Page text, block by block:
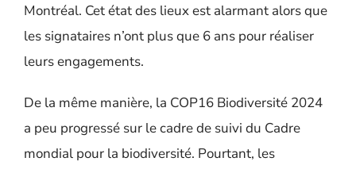
Montréal. Cet état des lieux est alarmant alors que
les signataires n’ont plus que 6 ans pour réaliser
leurs engagements.
De la même manière, la COP16 Biodiversité 2024
a peu progressé sur le cadre de suivi du Cadre
mondial pour la biodiversité. Pourtant, les